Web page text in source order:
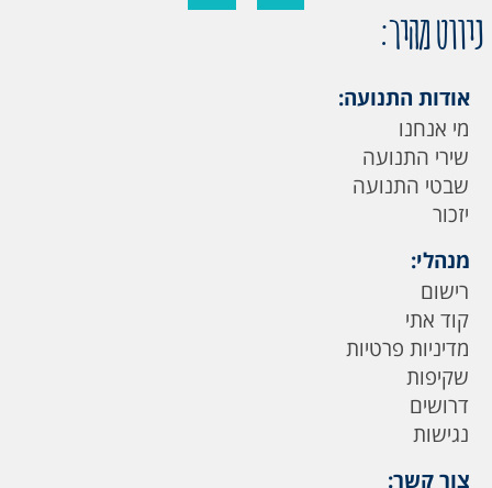
ניווט מהיר:
אודות התנועה:
מי אנחנו
שירי התנועה
שבטי התנועה
יזכור
מנהלי:
רישום
קוד אתי
מדיניות פרטיות
שקיפות
דרושים
נגישות
צור קשר: